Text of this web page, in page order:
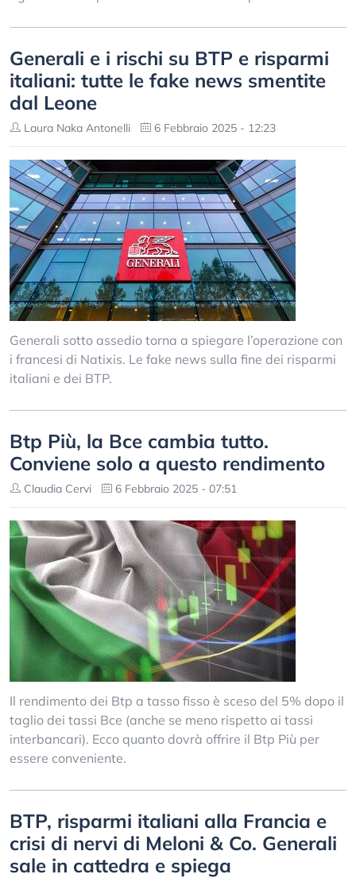
Generali e i rischi su BTP e risparmi
italiani: tutte le fake news smentite
dal Leone
Laura Naka Antonelli 6 Febbraio 2025 - 12:23
Generali sotto assedio torna a spiegare l’operazione con
i francesi di Natixis. Le fake news sulla fine dei risparmi
italiani e dei BTP.
Btp Più, la Bce cambia tutto.
Conviene solo a questo rendimento
Claudia Cervi 6 Febbraio 2025 - 07:51
Il rendimento dei Btp a tasso fisso è sceso del 5% dopo il
taglio dei tassi Bce (anche se meno rispetto ai tassi
interbancari). Ecco quanto dovrà offrire il Btp Più per
essere conveniente.
BTP, risparmi italiani alla Francia e
crisi di nervi di Meloni & Co. Generali
sale in cattedra e spiega